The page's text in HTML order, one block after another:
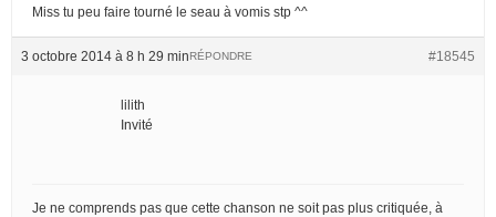
Miss tu peu faire tourné le seau à vomis stp ^^
3 octobre 2014 à 8 h 29 min #18545
RÉPONDRE
lilith
Invité
Je ne comprends pas que cette chanson ne soit pas plus critiquée, à